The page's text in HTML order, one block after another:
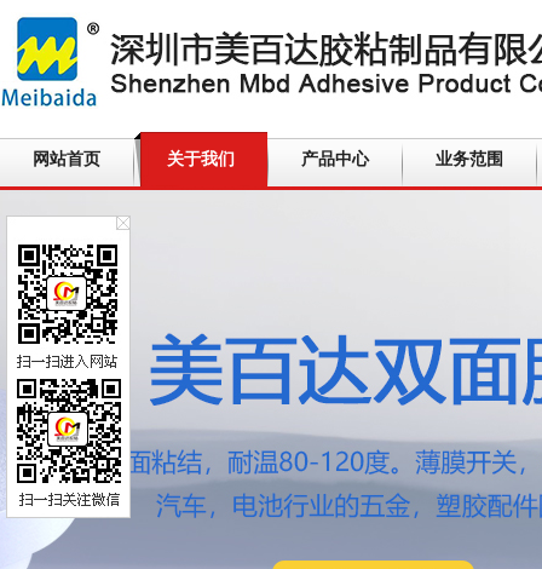
网站首页 关于我们 产品中心 业务范围